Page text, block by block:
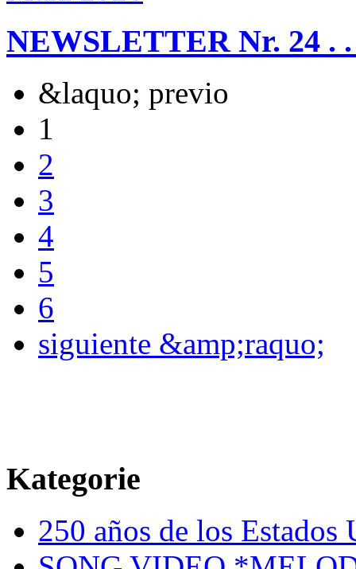
NEWSLETTER Nr. 24 .
&laquo; previo
1
2
3
4
5
6
siguiente &amp;raquo;
Kategorie
250 años de los